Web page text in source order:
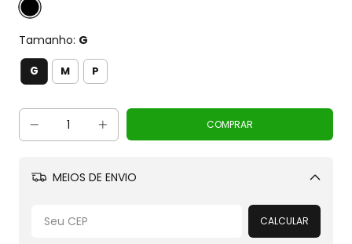
Tamanho: G
G M P
MEIOS DE ENVIO
Alterar CEP
CALCULAR